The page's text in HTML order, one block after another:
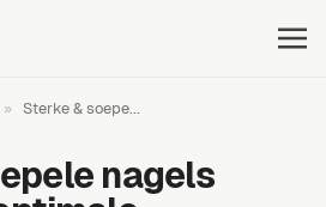
» Sterke & soepe...
nagels